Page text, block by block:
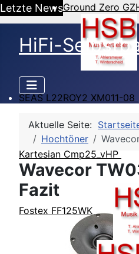
Letzte NewsGround Zero
SEAS L22ROY2 XM011-08
Kartesian Cmp25_vHP
Fostex FF125WK
HiFi-
Aktuelle Seite:
Hochtöner
Wavecor
Fazit